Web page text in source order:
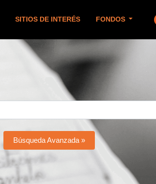
SITIOS DE INTERÉS FONDOS
Búsqueda Avanzada »